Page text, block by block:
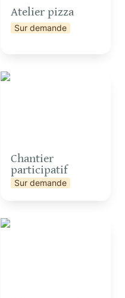
Atelier pizza
Sur demande
Chantier participatif
Chantier
participatif
Sur demande
Echanges sur les 4